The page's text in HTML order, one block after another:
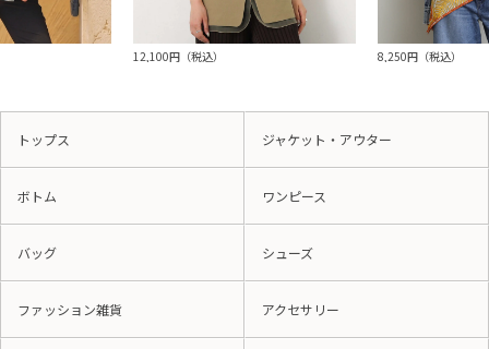
12,100円（税込） 8,250円（税込）
トップス ジャケット・アウター
ボトム ワンピース
バッグ シューズ
ファッション雑貨 アクセサリー